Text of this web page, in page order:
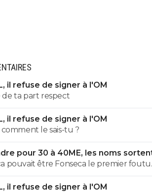
il refuse de signer à l'OM
de ta part respect
il refuse de signer à l'OM
le sais-tu ?
pour 30 à 40ME, les noms
pouvait être Fonseca le premier foutu
très bon effectif s'en porterait tout
il refuse de signer à l'OM